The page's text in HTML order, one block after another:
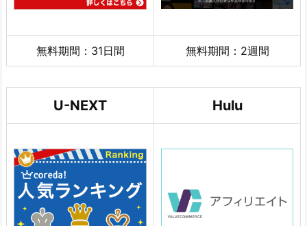
無料期間：31日間 無料期間：2週間
U-NEXT Hulu